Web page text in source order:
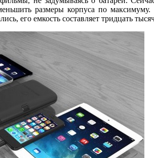
размеры корпуса по
его емкость составляет тридцать